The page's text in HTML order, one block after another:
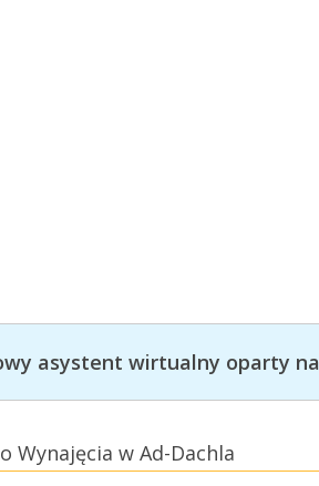
asystent wirtualny oparty
Wynajęcia w Ad-Dachla